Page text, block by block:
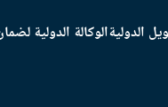
الدوليةالوكالة الدولية